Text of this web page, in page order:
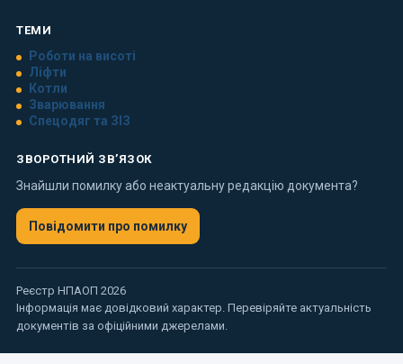
ТЕМИ
Роботи на висоті
Ліфти
Котли
Зварювання
Спецодяг та ЗІЗ
ЗВОРОТНИЙ ЗВ’ЯЗОК
Знайшли помилку або неактуальну редакцію документа?
Повідомити про помилку
Реєстр НПАОП 2026
Інформація має довідковий характер. Перевіряйте актуальність
документів за офіційними джерелами.